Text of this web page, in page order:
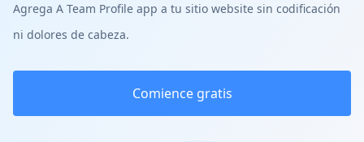
Agrega A Team Profile app a tu sitio website sin codificación
ni dolores de cabeza.
Comience gratis